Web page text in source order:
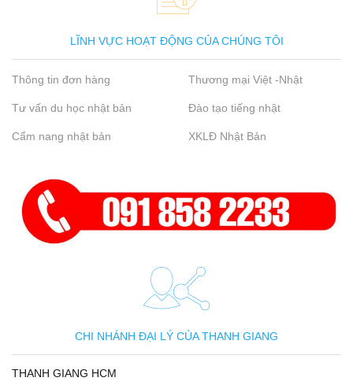
LĨNH VỰC HOẠT ĐỘNG CỦA CHÚNG TÔI
Thông tin đơn hàng Thương mại Việt -Nhật
Tư vấn du học nhật bản Đào tạo tiếng nhật
Cẩm nang nhật bản XKLĐ Nhật Bản
CHI NHÁNH ĐẠI LÝ CỦA THANH GIANG
THANH GIANG HCM